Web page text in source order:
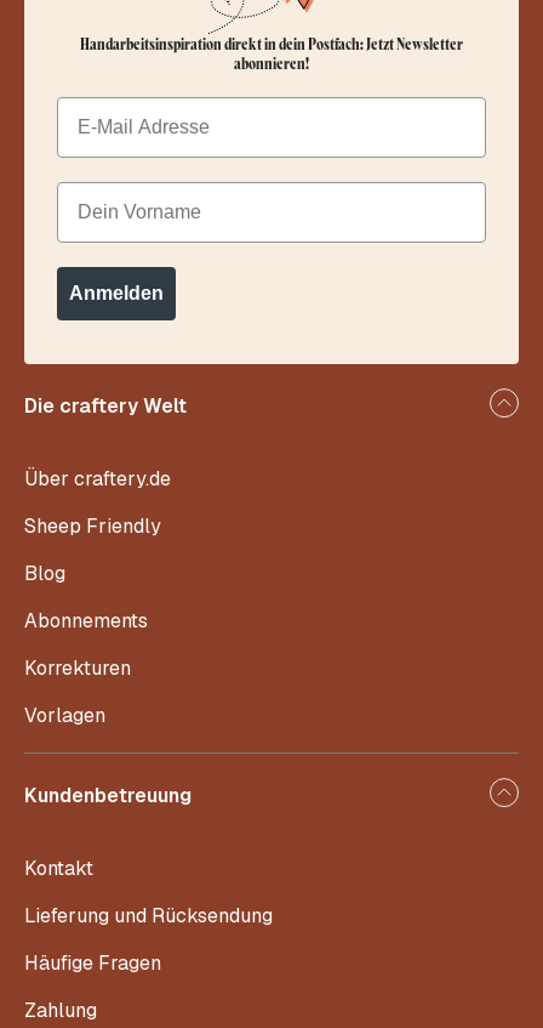
Die craftery Welt
Über craftery.de
Sheep Friendly
Blog
Abonnements
Korrekturen
Vorlagen
Kundenbetreuung
Kontakt
Lieferung und Rücksendung
Häufige Fragen
Zahlung
Handarbeitsinspiration direkt in dein Postfach: Jetzt Newsletter
abonnieren!
Email
Dein Vorname
Anmelden